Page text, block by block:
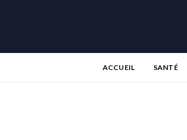
ACCUEIL SANTÉ